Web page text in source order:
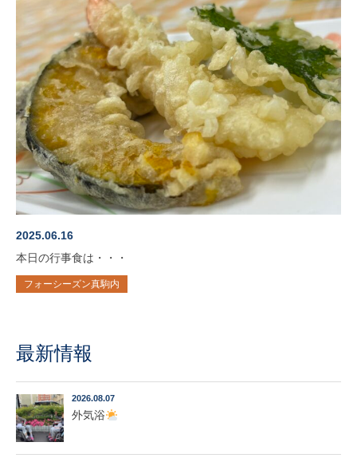
2025.06.16
本日の行事食は・・・
フォーシーズン真駒内
最新情報
2026.08.07
外気浴